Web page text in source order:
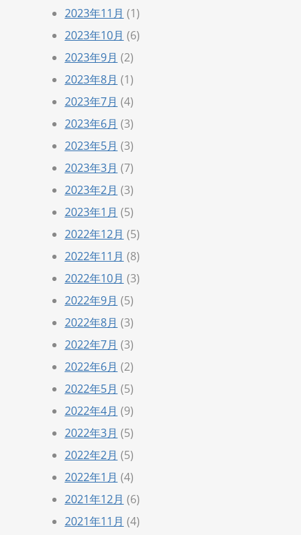
2023年11月 (1)
2023年10月 (6)
2023年9月 (2)
2023年8月 (1)
2023年7月 (4)
2023年6月 (3)
2023年5月 (3)
2023年3月 (7)
2023年2月 (3)
2023年1月 (5)
2022年12月 (5)
2022年11月 (8)
2022年10月 (3)
2022年9月 (5)
2022年8月 (3)
2022年7月 (3)
2022年6月 (2)
2022年5月 (5)
2022年4月 (9)
2022年3月 (5)
2022年2月 (5)
2022年1月 (4)
2021年12月 (6)
2021年11月 (4)